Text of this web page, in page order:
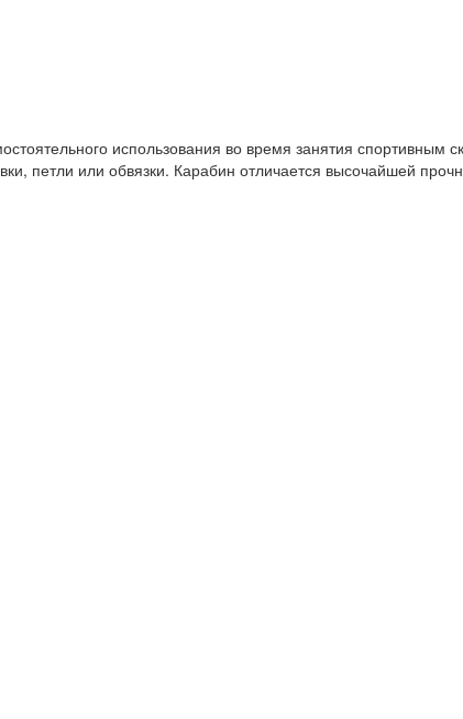
использования во время занятия спортивным
петли или обвязки. Карабин отличается высочайшей